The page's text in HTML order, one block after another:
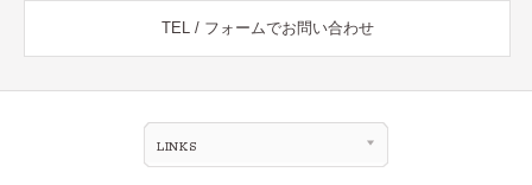
TEL / フォームでお問い合わせ
LINKS